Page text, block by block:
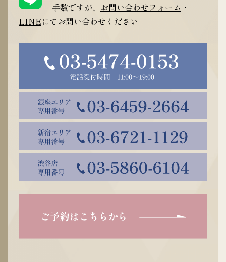
手数ですが、 お問い合わせフォーム ・
LINEにてお問い合わせください